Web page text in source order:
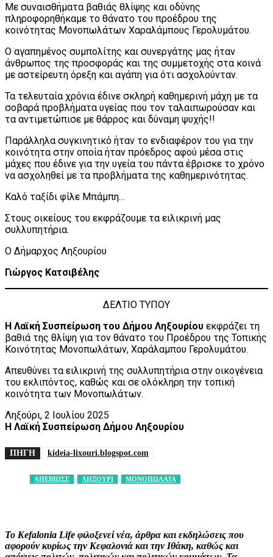
Με συναισθήματα βαθιάς θλίψης και οδύνης
πληροφορηθήκαμε το θάνατο του προέδρου της
κοινότητας Μονοπωλάτων Χαραλάμπους Γερολυμάτου.
Ο αγαπημένος συμπολίτης και συνεργάτης μας ήταν
άνθρωπος της προσφοράς και της συμμετοχής στα κοινά
με αστείρευτη όρεξη και αγάπη για ότι ασχολούνταν.
Τα τελευταία χρόνια έδινε σκληρή καθημερινή μάχη με τα
σοβαρά προβλήματα υγείας που τον ταλαιπωρούσαν και
τα αντιμετώπισε με θάρρος και δύναμη ψυχής!!
Παράλληλα συγκινητικό ήταν το ενδιαφέρον του για την
κοινότητα στην οποία ήταν πρόεδρος αφού μέσα στις
μάχες που έδινε για την υγεία του πάντα έβρισκε το χρόνο
να ασχοληθεί με τα προβλήματα της καθημερινότητας.
Καλό ταξίδι φίλε Μπάμπη…
Στους οικείους του εκφράζουμε τα ειλικρινή μας
συλλυπητήρια.
Ο Δήμαρχος Ληξουρίου
Γιώργος Κατσιβέλης
ΔΕΛΤΙΟ ΤΥΠΟΥ
Η Λαϊκή Συσπείρωση του Δήμου Ληξουρίου εκφράζει τη
βαθιά της θλίψη για τον θάνατο του Προέδρου της Τοπικής
Κοινότητας Μονοπωλάτων, Χαράλαμπου Γερολυμάτου.
Απευθύνει τα ειλικρινή της συλλυπητήρια στην οικογένεια
του εκλιπόντος, καθώς και σε ολόκληρη την τοπική
κοινότητα των Μονοπωλάτων.
Ληξούρι, 2 Ιουλίου 2025
Η Λαϊκή Συσπείρωση Δήμου Ληξουρίου
ΠΗΓΗ kideia-lixouri.blogspot.com
ΑΠΕΒΙΩΣΕ ΛΗΞΟΥΡΙ ΜΟΝΟΠΩΛΑΤΑ
Το Kefalonia Life φιλοξενεί νέα, άρθρα και εκδηλώσεις που
αφορούν κυρίως την Κεφαλονιά και την Ιθάκη, καθώς και